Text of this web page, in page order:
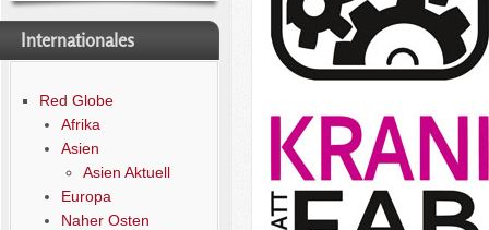
Internationales
Red Globe
Afrika
Asien
Asien Aktuell
Europa
Naher Osten